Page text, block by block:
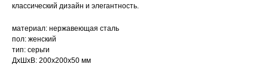
классический дизайн и элегантность.
материал: нержавеющая сталь
пол: женский
тип: серьги
ДxШxВ: 200x200x50 мм